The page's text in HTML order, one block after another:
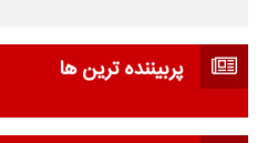
پربیننده ترین ها